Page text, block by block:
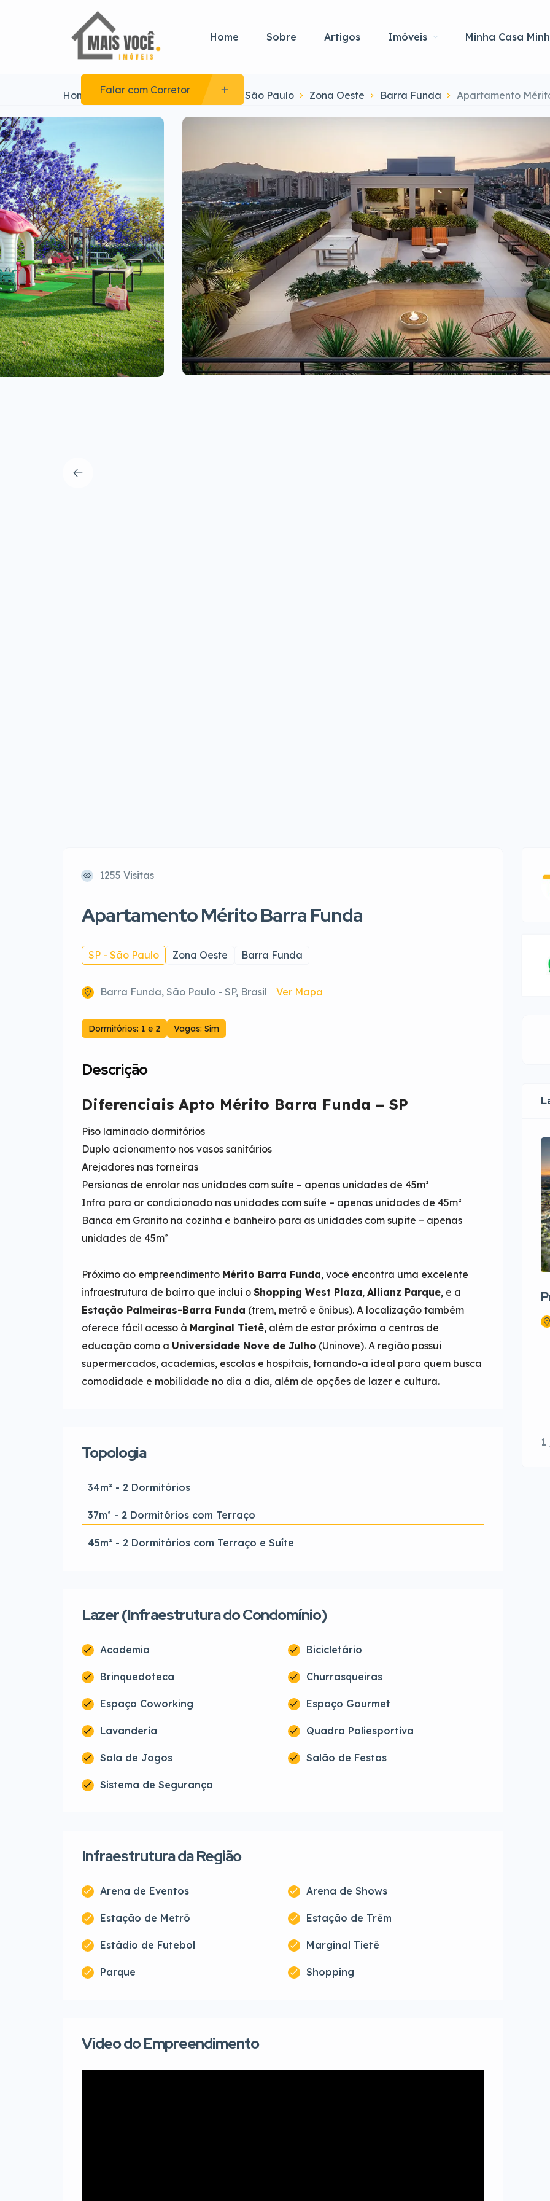
Home Sobre Artigos Imóveis Minha Casa
Falar com Corretor
Home Resultados da Busca SP - São Paulo Zona Oeste Barra Funda Apartamento
1255 Visitas
Apartamento Mérito Barra Funda
SP - São Paulo Zona Oeste Barra Funda
Barra Funda, São Paulo - SP, Brasil Ver Mapa
Dormitórios: 1 e 2 Vagas: Sim
Descrição
Diferenciais Apto Mérito Barra Funda – SP
Piso laminado dormitórios
Duplo acionamento nos vasos sanitários
Arejadores nas torneiras
Persianas de enrolar nas unidades com suíte – apenas unidades de 45m²
Infra para ar condicionado nas unidades com suíte – apenas unidades de 45m²
Banca em Granito na cozinha e banheiro para as unidades com supite – apenas
unidades de 45m²
Próximo ao empreendimento Mérito Barra Funda, você encontra uma excelente
infraestrutura de bairro que inclui o Shopping West Plaza, Allianz Parque, e a
Estação Palmeiras-Barra Funda (trem, metrô e ônibus). A localização também
oferece fácil acesso à Marginal Tietê, além de estar próxima a centros de
educação como a Universidade Nove de Julho (Uninove). A região possui
supermercados, academias, escolas e hospitais, tornando-a ideal para quem busca
comodidade e mobilidade no dia a dia, além de opções de lazer e cultura.
Topologia
34m² - 2 Dormitórios
37m² - 2 Dormitórios com Terraço
45m² - 2 Dormitórios com Terraço e Suíte
Lazer (Infraestrutura do Condomínio)
Academia Bicicletário
Brinquedoteca Churrasqueiras
Espaço Coworking Espaço Gourmet
Lavanderia Quadra Poliesportiva
Sala de Jogos Salão de Festas
Sistema de Segurança
Infraestrutura da Região
Arena de Eventos Arena de Shows
Estação de Metrô Estação de Trêm
Estádio de Futebol Marginal Tietê
Parque Shopping
Vídeo do Empreendimento